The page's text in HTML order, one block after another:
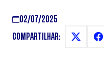
02/07/2025
COMPARTILHAR: